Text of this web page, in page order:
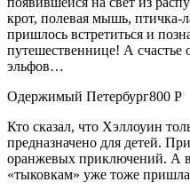
крот, полевая мышь, птичка-
пришлось встретиться и
путешественнице! А счастье
эльфов…
Одержимый Петербург800 Р
Кто сказал, что Хэллоуин
предназначено для детей.
оранжевых приключений. А
«тыковкам» уже тоже пришла